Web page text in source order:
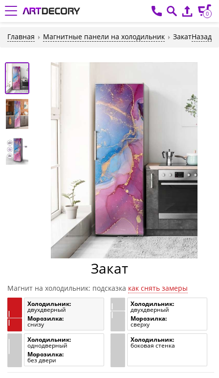
0
Главная Магнитные панели на холодильник Закат
Закат
Магнит на холодильник: подсказка как снять замеры
Холодильник:
двухдверный
Морозилка:
снизу
Холодильник:
двухдверный
Морозилка:
сверху
Холодильник:
однодверный
Морозилка:
без двери
Холодильник:
боковая стенка